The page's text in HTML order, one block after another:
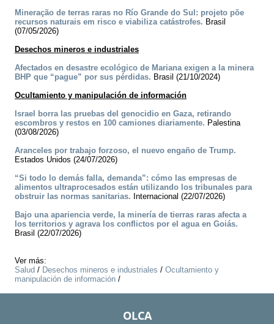
Mineração de terras raras no Río Grande do Sul: projeto põe
recursos naturais em risco e viabiliza catástrofes. Brasil
(07/05/2026)
Desechos mineros e industriales
Afectados en desastre ecológico de Mariana exigen a la minera
BHP que “pague” por sus pérdidas. Brasil (21/10/2024)
Ocultamiento y manipulación de información
Israel borra las pruebas del genocidio en Gaza, retirando
escombros y restos en 100 camiones diariamente. Palestina
(03/08/2026)
Aranceles por trabajo forzoso, el nuevo engaño de Trump.
Estados Unidos (24/07/2026)
“Si todo lo demás falla, demanda”: cómo las empresas de
alimentos ultraprocesados están utilizando los tribunales para
obstruir las normas sanitarias. Internacional (22/07/2026)
Bajo una apariencia verde, la minería de tierras raras afecta a
los territorios y agrava los conflictos por el agua en Goiás.
Brasil (22/07/2026)
Ver más:
Salud / Desechos mineros e industriales / Ocultamiento y
manipulación de información /
OLCA